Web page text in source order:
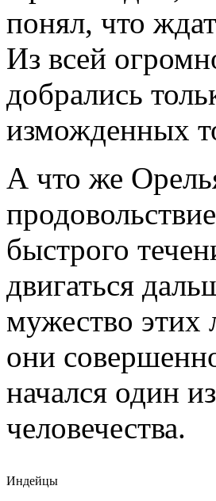
понял, что
Из всей
добрались
изможденных
А что же
быстрого
двигаться
мужество этих
они
начался один
человечества.
Индейцы